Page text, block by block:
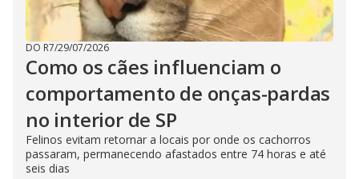
DO R7/29/07/2026
Como os cães influenciam o
comportamento de onças-pardas
no interior de SP
Felinos evitam retornar a locais por onde os cachorros
passaram, permanecendo afastados entre 74 horas e até
seis dias